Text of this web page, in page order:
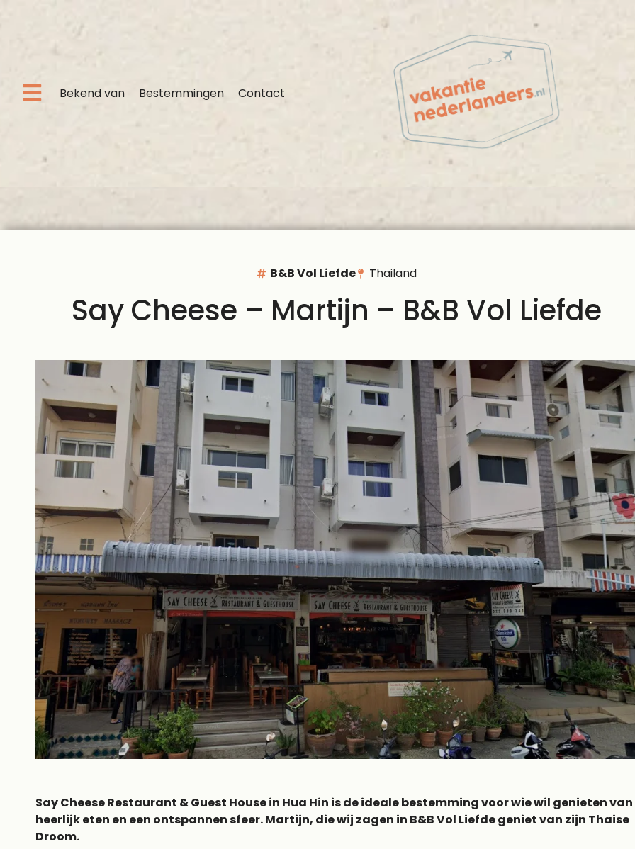
Bekend van Bestemmingen Contact
B&B Vol Liefde Thailand
Say Cheese – Martijn – B&B Vol Liefde
Say Cheese Restaurant & Guest House in Hua Hin is de ideale bestemming voor wie wil genieten van
heerlijk eten en een ontspannen sfeer. Martijn, die wij zagen in B&B Vol Liefde geniet van zijn Thaise
Droom.